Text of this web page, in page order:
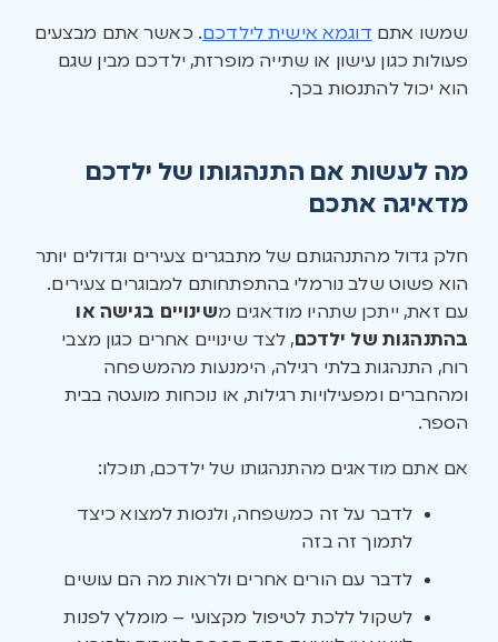
שמשו אתם דוגמא אישית לילדכם. כאשר אתם מבצעים
פעולות כגון עישון או שתייה מופרזת, ילדכם מבין שגם
הוא יכול להתנסות בכך.
מה לעשות אם התנהגותו של ילדכם
מדאיגה אתכם
חלק גדול מהתנהגותם של מתבגרים צעירים וגדולים יותר
הוא פשוט שלב נורמלי בהתפתחותם למבוגרים צעירים.
עם זאת, ייתכן שתהיו מודאגים משינויים בגישה או
בהתנהגות של ילדכם, לצד שינויים אחרים כגון מצבי
רוח, התנהגות בלתי רגילה, הימנעות מהמשפחה
ומהחברים ומפעילויות רגילות, או נוכחות מועטה בבית
הספר.
אם אתם מודאגים מהתנהגותו של ילדכם, תוכלו:
לדבר על זה כמשפחה, ולנסות למצוא כיצד
לתמוך זה בזה
לדבר עם הורים אחרים ולראות מה הם עושים
לשקול ללכת לטיפול מקצועי – מומלץ לפנות